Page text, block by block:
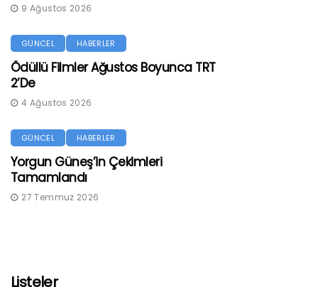
9 Ağustos 2026
GÜNCEL HABERLER
Ödüllü Filmler Ağustos Boyunca TRT
2’de
4 Ağustos 2026
GÜNCEL HABERLER
Yorgun Güneş’in Çekimleri
Tamamlandı
27 Temmuz 2026
Listeler